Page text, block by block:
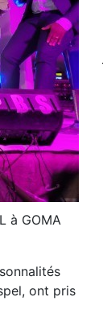
à GOMA
ont pris